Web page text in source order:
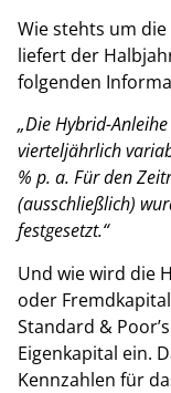
Wie stehts um
liefert der
folgenden
„Die Hybrid-
vierteljährlich
% p. a. Für den
(ausschließlich)
festgesetzt.“
Und wie wird die
oder
Standard &
Eigenkapital ein.
Kennzahlen für